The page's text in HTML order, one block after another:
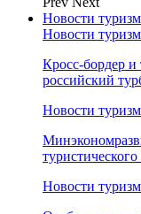
Новости
Новости
Кросс-бордер
российский
Новости
Новости